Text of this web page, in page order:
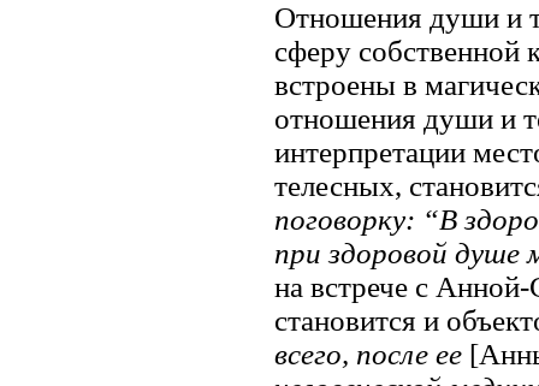
Отношения души и
сферу собственной
встроены в
отношения души и
интерпретации
телесных,
поговорку: “В
при здоровой
на встрече с
становится и
всего, после ее